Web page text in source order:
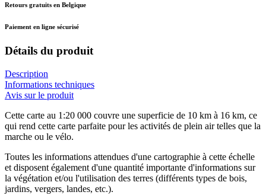
Retours gratuits en Belgique
Paiement en ligne sécurisé
Détails du produit
Description
Informations techniques
Avis sur le produit
Cette carte au 1:20 000 couvre une superficie de 10 km à 16 km, ce
qui rend cette carte parfaite pour les activités de plein air telles que la
marche ou le vélo.
Toutes les informations attendues d'une cartographie à cette échelle
et disposent également d'une quantité importante d'informations sur
la végétation et/ou l'utilisation des terres (différents types de bois,
jardins, vergers, landes, etc.).